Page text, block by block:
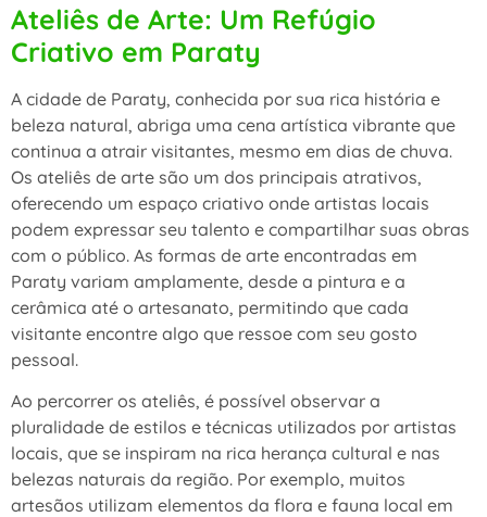
Ateliês de Arte: Um Refúgio
Criativo em Paraty
A cidade de Paraty, conhecida por sua rica história e
beleza natural, abriga uma cena artística vibrante que
continua a atrair visitantes, mesmo em dias de chuva.
Os ateliês de arte são um dos principais atrativos,
oferecendo um espaço criativo onde artistas locais
podem expressar seu talento e compartilhar suas obras
com o público. As formas de arte encontradas em
Paraty variam amplamente, desde a pintura e a
cerâmica até o artesanato, permitindo que cada
visitante encontre algo que ressoe com seu gosto
pessoal.
Ao percorrer os ateliês, é possível observar a
pluralidade de estilos e técnicas utilizados por artistas
locais, que se inspiram na rica herança cultural e nas
belezas naturais da região. Por exemplo, muitos
artesãos utilizam elementos da flora e fauna local em